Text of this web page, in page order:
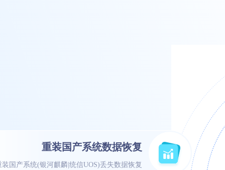
重装国产系统数据恢复
装国产系统(银河麒麟|统信UOS)丢失数据恢复